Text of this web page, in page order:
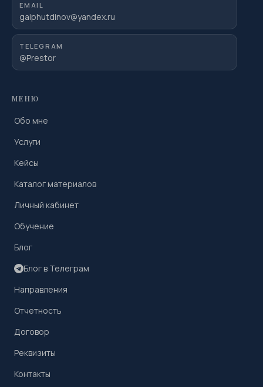
EMAIL
gaiphutdinov@yandex.ru
TELEGRAM
@Prestor
МЕНЮ
Обо мне
Услуги
Кейсы
Каталог материалов
Личный кабинет
Обучение
Блог
Блог в Телеграм
Направления
Отчетность
Договор
Реквизиты
Контакты